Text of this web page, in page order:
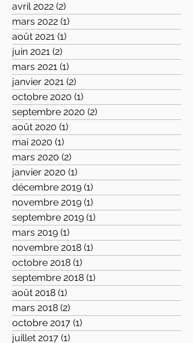
avril 2022 (2)
mars 2022 (1)
août 2021 (1)
juin 2021 (2)
mars 2021 (1)
janvier 2021 (2)
octobre 2020 (1)
septembre 2020 (2)
août 2020 (1)
mai 2020 (1)
mars 2020 (2)
janvier 2020 (1)
décembre 2019 (1)
novembre 2019 (1)
septembre 2019 (1)
mars 2019 (1)
novembre 2018 (1)
octobre 2018 (1)
septembre 2018 (1)
août 2018 (1)
mars 2018 (2)
octobre 2017 (1)
juillet 2017 (1)